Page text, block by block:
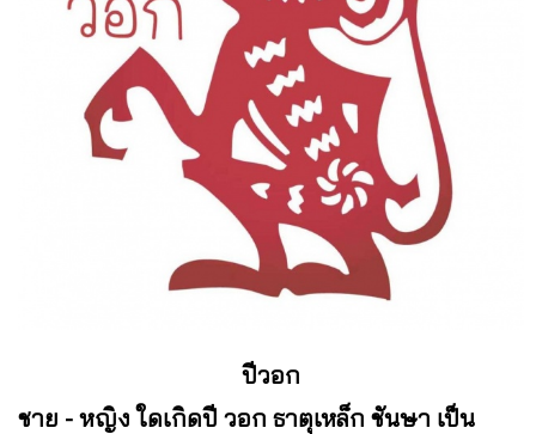
ปีวอก
ชาย - หญิง ใดเกิดปี วอก ธาตุเหล็ก ชันษา เป็น